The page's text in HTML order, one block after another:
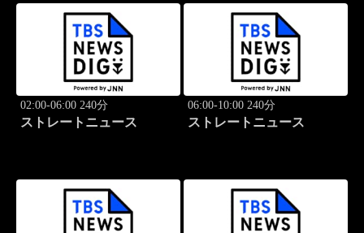
02:00-06:00 240分
ストレートニュース
06:00-10:00 240分
ストレートニュース